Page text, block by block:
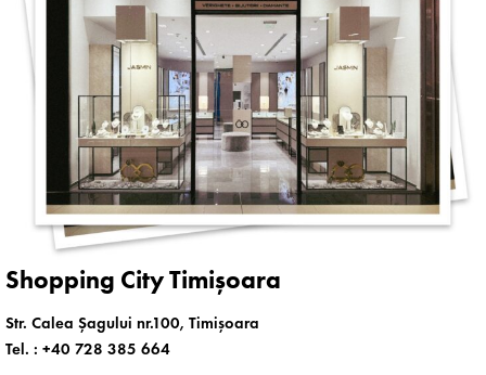
Shopping City Timișoara
Str. Calea Șagului nr.100, Timișoara
Tel. : +40 728 385 664